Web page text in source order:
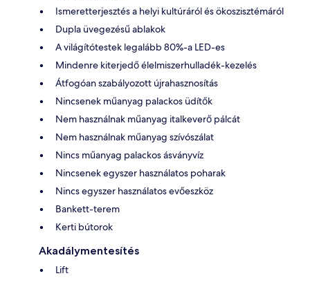
Ismeretterjesztés a helyi kultúráról és ökoszisztémáról
Dupla üvegezésű ablakok
A világítótestek legalább 80%-a LED-es
Mindenre kiterjedő élelmiszerhulladék-kezelés
Átfogóan szabályozott újrahasznosítás
Nincsenek műanyag palackos üdítők
Nem használnak műanyag italkeverő pálcát
Nem használnak műanyag szívószálat
Nincs műanyag palackos ásványvíz
Nincsenek egyszer használatos poharak
Nincs egyszer használatos evőeszköz
Bankett-terem
Kerti bútorok
Akadálymentesítés
Lift